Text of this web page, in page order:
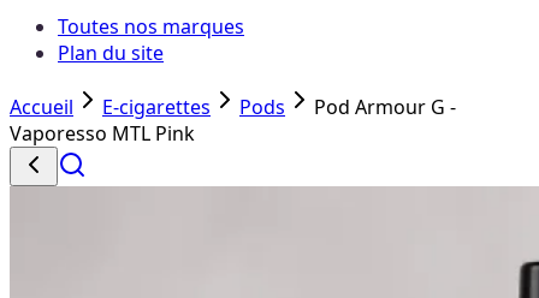
Toutes nos marques
Plan du site
Accueil E-cigarettes Pods
Pod Armour G -
Vaporesso MTL Pink